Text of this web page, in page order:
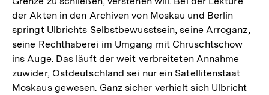
der Akten in den Archiven von Moskau und Berlin
springt Ulbrichts Selbstbewusstsein, seine Arroganz,
seine Rechthaberei im Umgang mit Chruschtschow
ins Auge. Das läuft der weit verbreiteten Annahme
zuwider, Ostdeutschland sei nur ein Satellitenstaat
Moskaus gewesen. Ganz sicher verhielt sich Ulbricht